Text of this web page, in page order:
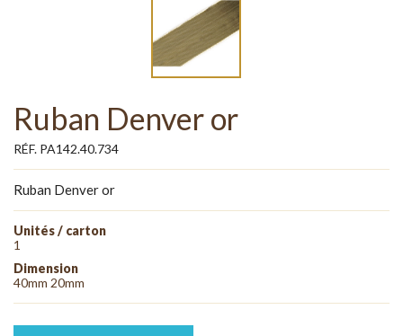
Ruban Denver or
RÉF. PA142.40.734
Ruban Denver or
Unités / carton
1
Dimension
40mm 20mm